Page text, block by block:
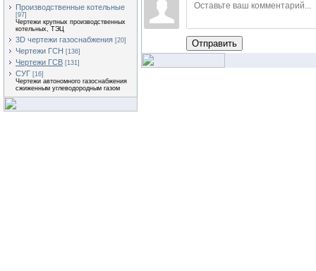
Производственные котельные
[97]
Чертежи крупных производственных
котельных, ТЭЦ
3D чертежи газоснабжения [20]
Чертежи ГСН [136]
Чертежи ГСВ [131]
СУГ [16]
Чертежи автономного газоснабжения
сжиженным углеводородным газом
Отправить